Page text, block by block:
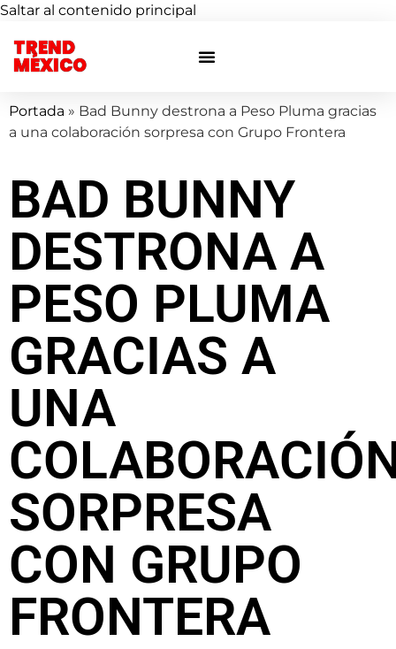
Saltar al contenido principal
TREND
MÉXICO
Portada » Bad Bunny destrona a Peso Pluma gracias
a una colaboración sorpresa con Grupo Frontera
BAD BUNNY
DESTRONA A
PESO PLUMA
GRACIAS A
UNA
SORPRESA
CON GRUPO
FRONTERA